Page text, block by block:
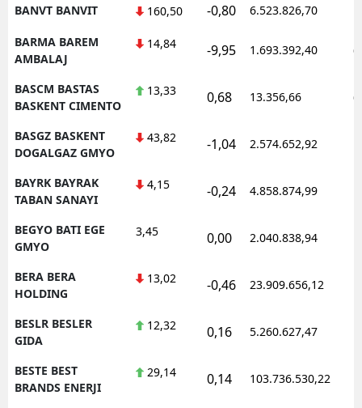
BANVT BANVIT 160,50 -0,80 6.523.826,70
BARMA BAREM
AMBALAJ
14,84 -9,95 1.693.392,40
BASCM BASTAS
BASKENT CIMENTO
13,33 0,68 13.356,66
BASGZ BASKENT
DOGALGAZ GMYO
43,82 -1,04 2.574.652,92
BAYRK BAYRAK
TABAN SANAYI
4,15 -0,24 4.858.874,99
BEGYO BATI EGE
GMYO
3,45 0,00 2.040.838,94
BERA BERA
HOLDING
13,02 -0,46 23.909.656,12
BESLR BESLER
GIDA
12,32 0,16 5.260.627,47
BESTE BEST
BRANDS ENERJI
29,14 0,14 103.736.530,22